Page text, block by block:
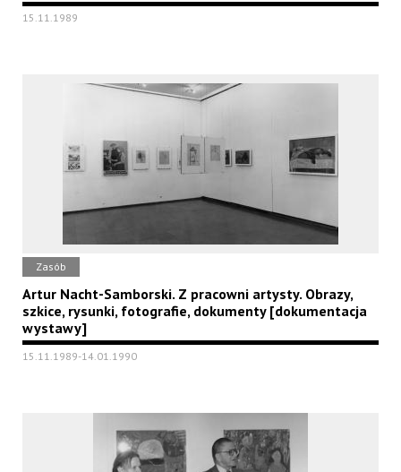
15.11.1989
Zasób
Artur Nacht-Samborski. Z pracowni artysty. Obrazy,
szkice, rysunki, fotografie, dokumenty [dokumentacja
wystawy]
15.11.1989-14.01.1990